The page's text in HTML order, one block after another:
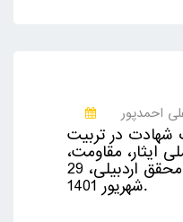
احمدپور
شهادت در تربیت
ایثار، مقاومت،
جهاد و شهادت،دانشگاه محقق اردبیلی، 29
شهریور 1401.